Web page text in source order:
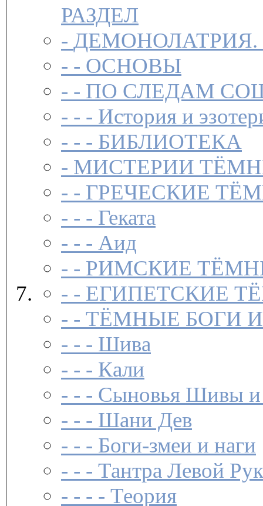
РАЗДЕЛ
-
- - ОСНОВЫ
- - ПО СЛЕДАМ
- - - История и
- - - БИБЛИОТЕКА
- МИСТЕРИИ
- - ГРЕЧЕСКИЕ
- - - Геката
- - - Аид
- - РИМСКИЕ
- - ЕГИПЕТСКИЕ
- - ТЁМНЫЕ БОГИ
- - - Шива
- - - Кали
- - - Сыновья Шивы
- - - Шани Дев
- - - Боги-змеи и наги
- - - Тантра Левой
- - - - Теория